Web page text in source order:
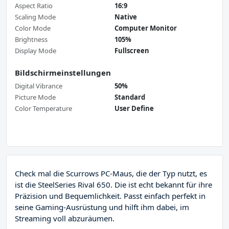
Aspect Ratio
16:9
Scaling Mode
Native
Color Mode
Computer Monitor
Brightness
105%
Display Mode
Fullscreen
Bildschirmeinstellungen
Digital Vibrance
50%
Picture Mode
Standard
Color Temperature
User Define
Check mal die Scurrows PC-Maus, die der Typ nutzt, es
ist die SteelSeries Rival 650. Die ist echt bekannt für ihre
Präzision und Bequemlichkeit. Passt einfach perfekt in
seine Gaming-Ausrüstung und hilft ihm dabei, im
Streaming voll abzuräumen.